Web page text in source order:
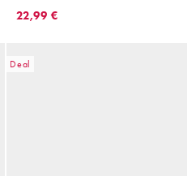
Weiß
22,99 €
Deal